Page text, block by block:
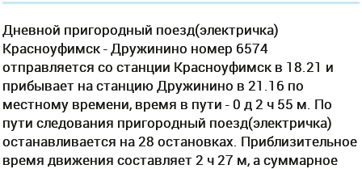
Дневной пригородный поезд(электричка)
Красноуфимск - Дружинино номер 6574
отправляется со станции Красноуфимск в 18.21 и
прибывает на станцию Дружинино в 21.16 по
местному времени, время в пути - 0 д 2 ч 55 м. По
пути следования пригородный поезд(электричка)
останавливается на 28 остановках. Приблизительное
время движения составляет 2 ч 27 м, а суммарное